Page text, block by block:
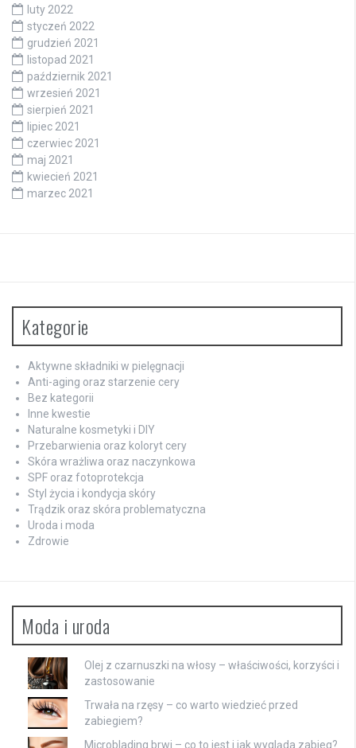
luty 2022
styczeń 2022
grudzień 2021
listopad 2021
październik 2021
wrzesień 2021
sierpień 2021
lipiec 2021
czerwiec 2021
maj 2021
kwiecień 2021
marzec 2021
Kategorie
Aktywne składniki w pielęgnacji
Anti-aging oraz starzenie cery
Bez kategorii
Inne kwestie
Naturalne kosmetyki i DIY
Przebarwienia oraz koloryt cery
Skóra wrażliwa oraz naczynkowa
SPF oraz fotoprotekcja
Styl życia i kondycja skóry
Trądzik oraz skóra problematyczna
Uroda i moda
Zdrowie
Moda i uroda
Olej z czarnuszki na włosy – właściwości, korzyści i
zastosowanie
Trwała na rzęsy – co warto wiedzieć przed
zabiegiem?
Microblading brwi – co to jest i jak wygląda zabieg?